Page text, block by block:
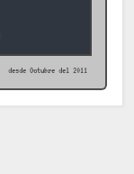
desde Octubre del 2011